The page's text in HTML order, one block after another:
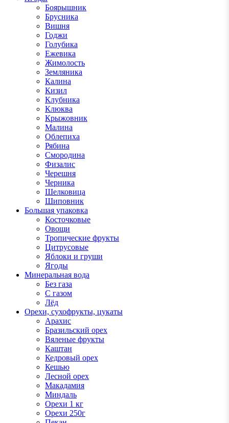
Боярышник
Брусника
Вишня
Годжи
Голубика
Ежевика
Жимолость
Земляника
Калина
Кизил
Клубника
Клюква
Крыжовник
Малина
Облепиха
Рябина
Смородина
Физалис
Черешня
Черника
Шелковица
Шиповник
Большая упаковка
Косточковые
Овощи
Тропические фрукты
Цитрусовые
Яблоки и груши
Ягоды
Минеральная вода
Без газа
С газом
Лёд
Орехи, сухофрукты, цукаты
Арахис
Бразильский орех
Вяленые фрукты
Каштан
Кедровый орех
Кешью
Лесной орех
Макадамия
Миндаль
Орехи 1 кг
Орехи 250г